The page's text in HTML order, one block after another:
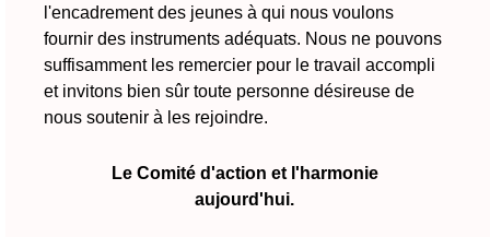
l'encadrement des jeunes à qui nous voulons
fournir des instruments adéquats. Nous ne pouvons
suffisamment les remercier pour le travail accompli
et invitons bien sûr toute personne désireuse de
nous soutenir à les rejoindre.
Le Comité d'action et l'harmonie
aujourd'hui.